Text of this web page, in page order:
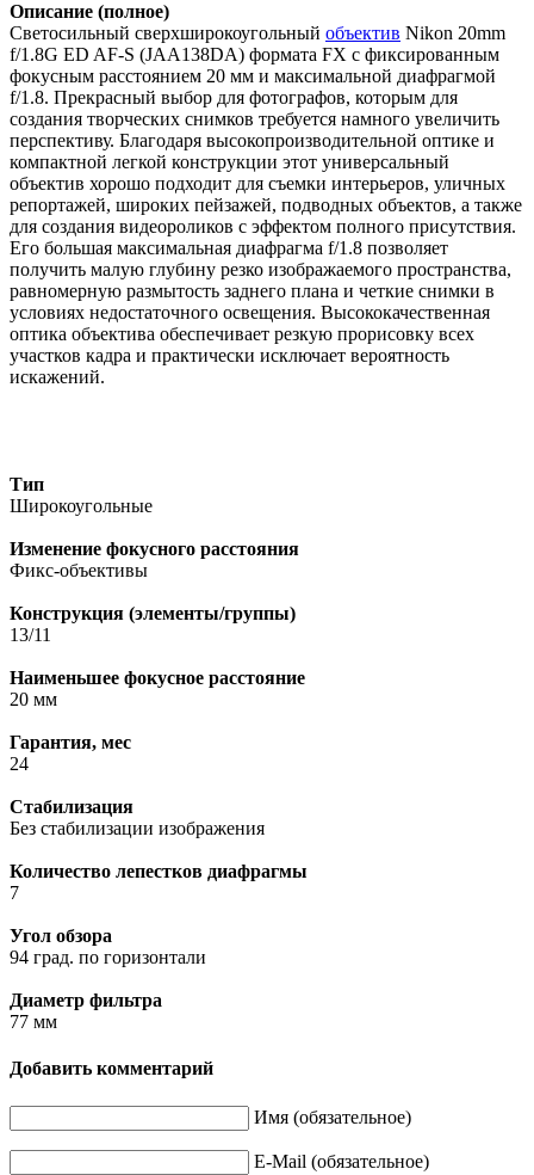
Описание (полное)
Светосильный сверхширокоугольный объектив Nikon 20mm
f/1.8G ED AF-S (JAA138DA) формата FX с фиксированным
фокусным расстоянием 20 мм и максимальной диафрагмой
f/1.8. Прекрасный выбор для фотографов, которым для
создания творческих снимков требуется намного увеличить
перспективу. Благодаря высокопроизводительной оптике и
компактной легкой конструкции этот универсальный
объектив хорошо подходит для съемки интерьеров, уличных
репортажей, широких пейзажей, подводных объектов, а также
для создания видеороликов с эффектом полного присутствия.
Его большая максимальная диафрагма f/1.8 позволяет
получить малую глубину резко изображаемого пространства,
равномерную размытость заднего плана и четкие снимки в
условиях недостаточного освещения. Высококачественная
оптика объектива обеспечивает резкую прорисовку всех
участков кадра и практически исключает вероятность
искажений.
Тип
Широкоугольные
Изменение фокусного расстояния
Фикс-объективы
Конструкция (элементы/группы)
13/11
Наименьшее фокусное расстояние
20 мм
Гарантия, мес
24
Стабилизация
Без стабилизации изображения
Количество лепестков диафрагмы
7
Угол обзора
94 град. по горизонтали
Диаметр фильтра
77 мм
Добавить комментарий
Имя (обязательное)
E-Mail (обязательное)